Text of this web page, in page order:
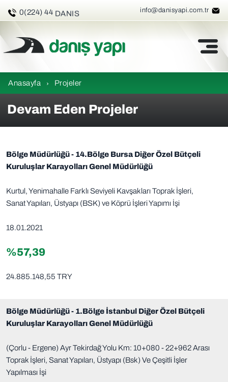
0(224) 44 3 26 47
DANIS
info@danisyapi.com.tr
Anasayfa › Projeler
Devam Eden Projeler
Bölge Müdürlüğü - 14.Bölge Bursa Diğer Özel Bütçeli
Kuruluşlar Karayolları Genel Müdürlüğü
Kurtul, Yenimahalle Farklı Seviyeli Kavşakları Toprak İşleri,
Sanat Yapıları, Üstyapı (BSK) ve Köprü İşleri Yapımı İşi
18.01.2021
%57,39
24.885.148,55 TRY
Bölge Müdürlüğü - 1.Bölge İstanbul Diğer Özel Bütçeli
Kuruluşlar Karayolları Genel Müdürlüğü
(Çorlu - Ergene) Ayr Tekirdağ Yolu Km: 10+080 - 22+962 Arası
Toprak İşleri, Sanat Yapıları, Üstyapı (Bsk) Ve Çeşitli İşler
Yapılması İşi